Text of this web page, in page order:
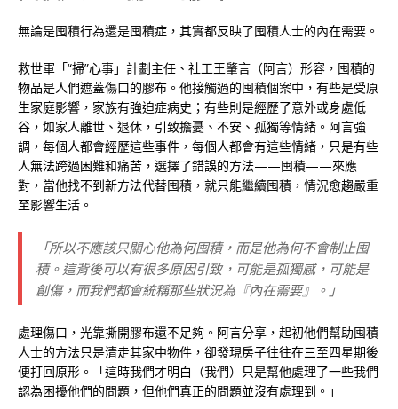
無論是囤積行為還是囤積症，其實都反映了囤積人士的內在需要。
救世軍「“掃”心事」計劃主任、社工王肇言（阿言）形容，囤積的
物品是人們遮蓋傷口的膠布。他接觸過的囤積個案中，有些是受原
生家庭影響，家族有強迫症病史；有些則是經歷了意外或身處低
谷，如家人離世、退休，引致擔憂、不安、孤獨等情緒。阿言強
調，每個人都會經歷這些事件，每個人都會有這些情緒，只是有些
人無法跨過困難和痛苦，選擇了錯誤的方法——囤積——來應
對，當他找不到新方法代替囤積，就只能繼續囤積，情況愈趨嚴重
至影響生活。
「所以不應該只關心他為何囤積，而是他為何不會制止囤
積。這背後可以有很多原因引致，可能是孤獨感，可能是
創傷，而我們都會統稱那些狀況為『內在需要』。」
處理傷口，光靠撕開膠布還不足夠。阿言分享，起初他們幫助囤積
人士的方法只是清走其家中物件，卻發現房子往往在三至四星期後
便打回原形。「這時我們才明白（我們）只是幫他處理了一些我們
認為困擾他們的問題，但他們真正的問題並沒有處理到。」